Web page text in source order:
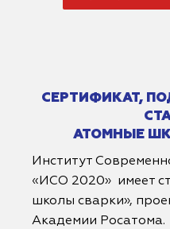
СЕРТИФИКАТ,
АТОМНЫЕ
Институт
«ИСО 2020» имеет
школы сварки»,
Академии Росатома.